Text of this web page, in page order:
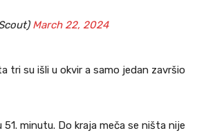
March 22, 2024
tri su išli u okvir a samo jedan završio
minutu. Do kraja meča se ništa nije